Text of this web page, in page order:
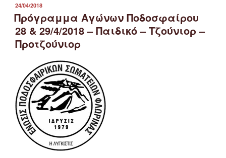
19
&
ΔΗΜΟΣΙΕΎΤΗΚΕ
ΣΤΙΣ
24/04/2018
Πρόγραμμα Αγώνων Ποδοσφαίρου
28 & 29/4/2018 – Παιδικό – Τζούνιορ –
Προτζούνιορ